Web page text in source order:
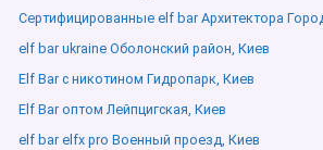
Сертифицированные elf bar Архитектора
elf bar ukraine Оболонский район, Киев
Elf Bar с никотином Гидропарк, Киев
Elf Bar оптом Лейпцигская, Киев
elf bar elfx pro Военный проезд, Киев